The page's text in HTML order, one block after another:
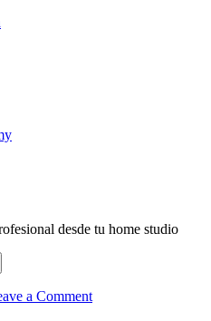
desde tu home studio
a Comment